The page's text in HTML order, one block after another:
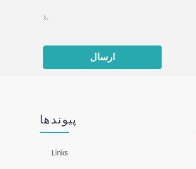
ارسال
پیوندها
Links